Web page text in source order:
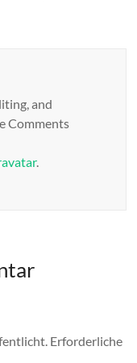
and
Comments
.
Erforderliche